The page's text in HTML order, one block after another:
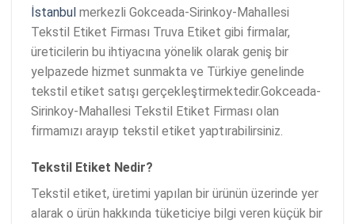
İstanbul merkezli Gokceada-Sirinkoy-Mahallesi
Tekstil Etiket Firması Truva Etiket gibi firmalar,
üreticilerin bu ihtiyacına yönelik olarak geniş bir
yelpazede hizmet sunmakta ve Türkiye genelinde
tekstil etiket satışı gerçekleştirmektedir.Gokceada-
Sirinkoy-Mahallesi Tekstil Etiket Firması olan
firmamızı arayıp tekstil etiket yaptırabilirsiniz.
Tekstil Etiket Nedir?
Tekstil etiket, üretimi yapılan bir ürünün üzerinde yer
alarak o ürün hakkında tüketiciye bilgi veren küçük bir